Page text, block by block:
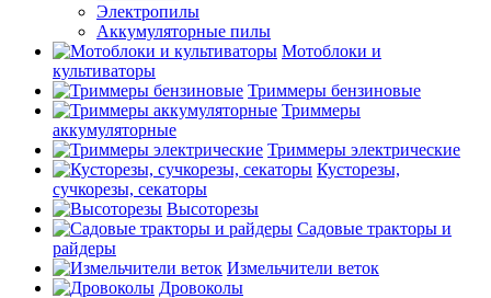
Электропилы
Аккумуляторные пилы
Мотоблоки и
культиваторы
Триммеры бензиновые
Триммеры
аккумуляторные
Триммеры электрические
Кусторезы,
сучкорезы, секаторы
Высоторезы
Садовые тракторы и
райдеры
Измельчители веток
Дровоколы